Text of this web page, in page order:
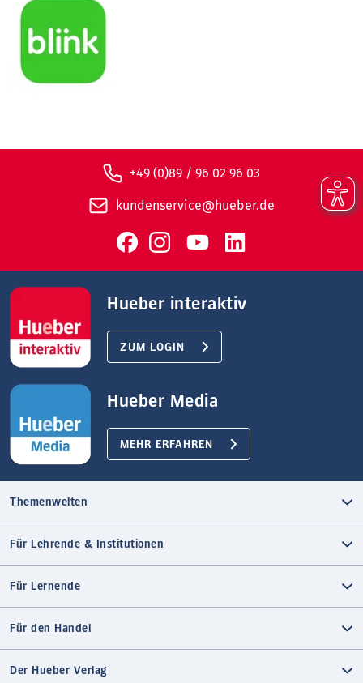
+49 (0)89 / 96 02 96 03
kundenservice@hueber.de
Hueber interaktiv
ZUM LOGIN
Hueber Media
MEHR ERFAHREN
Themenwelten
Für Lehrende & Institutionen
Für Lernende
Für den Handel
Der Hueber Verlag